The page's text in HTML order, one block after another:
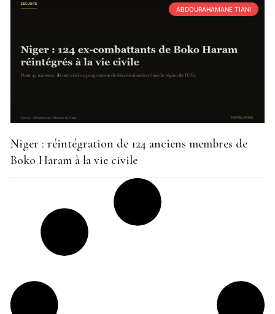
ABDOURAHAMANE TIANI
Niger : réintégration de 124 anciens membres de
Boko Haram à la vie civile